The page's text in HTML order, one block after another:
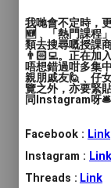
孩子在輕鬆
📣📣【繪本
專注力⁉️⁉️
導師Miss
擁有10年教
發展需要，
我哋會不定時，
🆕﹑「熱門課程
類去搜尋嘅授課
👨🏻‍💻。正在加
唔想錯過咁多集
親朋戚友🙋﹑仔
覽之外，亦要緊
同Instagram呀🛎️
Facebook : Link
Instagram : Link
Threads : Link